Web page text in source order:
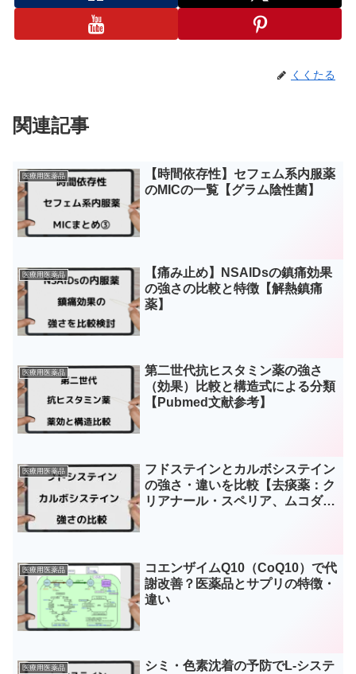
くくたる
関連記事
医療用医薬品
【時間依存性】セフェム系内服薬
のMICの一覧【グラム陰性菌】
医療用医薬品
【痛み止め】NSAIDsの鎮痛効果
の強さの比較と特徴【解熱鎮痛
薬】
医療用医薬品
第二世代抗ヒスタミン薬の強さ
（効果）比較と構造式による分類
【Pubmed文献参考】
医療用医薬品
フドステインとカルボシステイン
の強さ・違いを比較【去痰薬：ク
リアナール・スペリア、ムコダイ
医療用医薬品
コエンザイムQ10（CoQ10）で代
謝改善？医薬品とサプリの特徴・
違い
医療用医薬品
シミ・色素沈着の予防でL-システ